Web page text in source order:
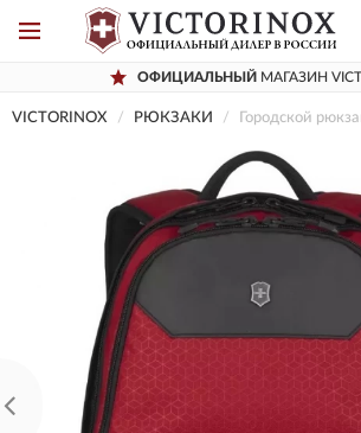
ОФИЦИАЛЬНЫЙМАГАЗИН
VICTORINOX РЮКЗАКИ Городской